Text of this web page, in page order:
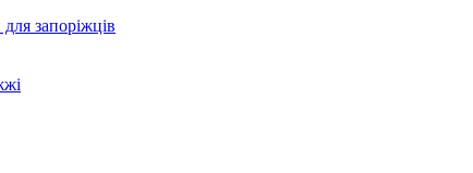
запоріжців